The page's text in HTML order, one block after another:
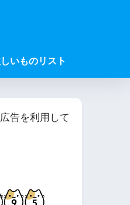
いものリスト
告を利用して